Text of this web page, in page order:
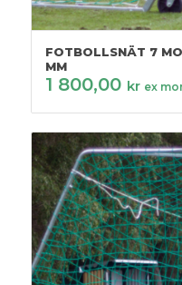
FOTBOLLSNÄT 7
MM
1 800,00 kr ex